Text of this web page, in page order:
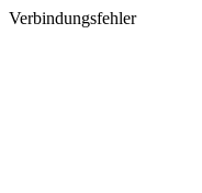
Verbindungsfehler